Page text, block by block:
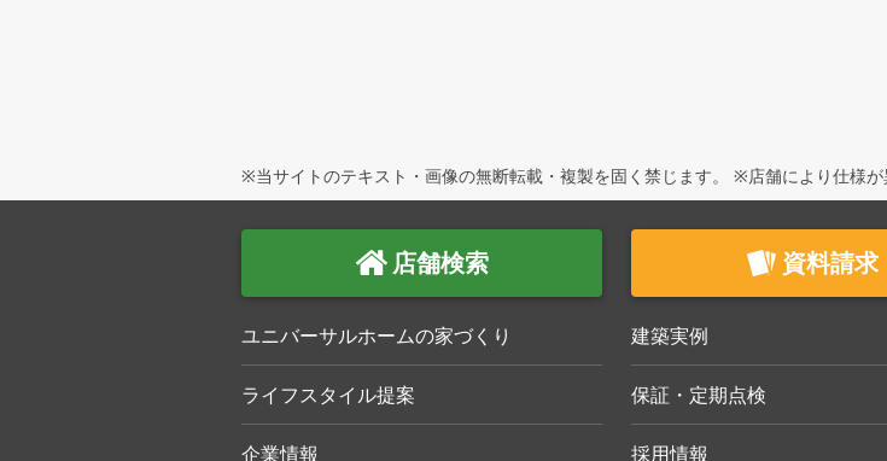
※当サイトのテキスト・画像の無断転載・複製を固く禁じます。 ※店舗により仕様が
店舗検索 資料請求
ユニバーサルホームの家づくり 建築実例
ライフスタイル提案 保証・定期点検
企業情報 採用情報